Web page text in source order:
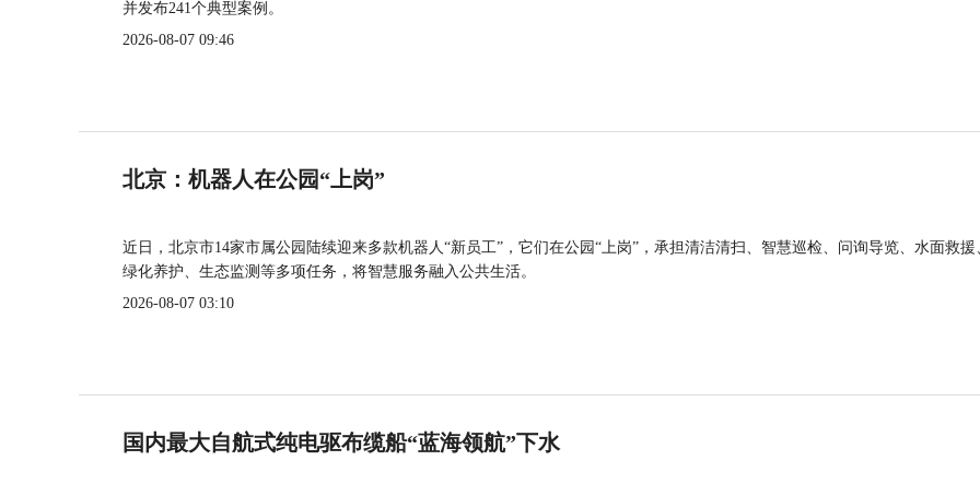
并发布241个典型案例。
2026-08-07 09:46
北京：机器人在公园“上岗”
近日，北京市14家市属公园陆续迎来多款机器人“新员工”，它们在公园“上岗”，承担清洁清扫、智慧巡检、问询导览、水面救援
绿化养护、生态监测等多项任务，将智慧服务融入公共生活。
2026-08-07 03:10
国内最大自航式纯电驱布缆船“蓝海领航”下水